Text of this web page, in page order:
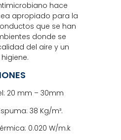
hace
apropiado para la
que se han
donde se
del aire y un
20 mm – 30mm
38 Kg/m³.
0.020 W/m.k